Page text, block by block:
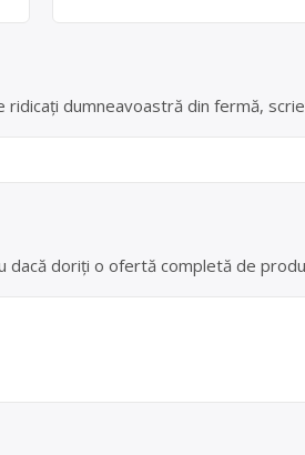
dumneavoastră din fermă,
doriți o ofertă completă de